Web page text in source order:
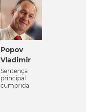
Popov
Vladimir
Sentença
principal
cumprida